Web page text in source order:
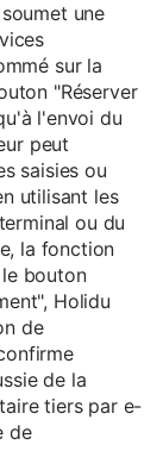
une
sur la
"Réserver
l'envoi du
peut
saisies ou
utilisant les
ou du
la fonction
bouton
Holidu
de
de la
tiers par e-
de